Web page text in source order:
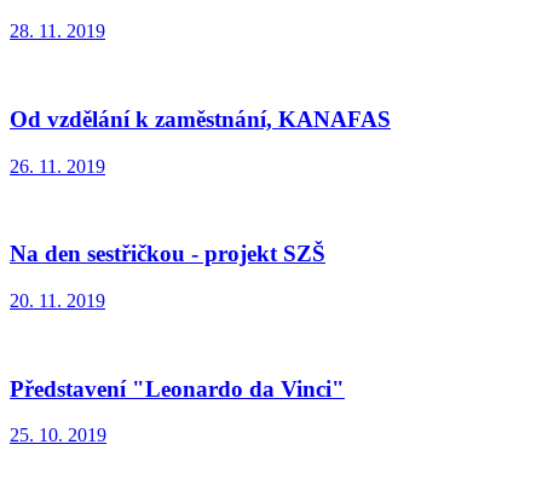
28. 11. 2019
Od vzdělání k zaměstnání, KANAFAS
26. 11. 2019
Na den sestřičkou - projekt SZŠ
20. 11. 2019
Představení "Leonardo da Vinci"
25. 10. 2019